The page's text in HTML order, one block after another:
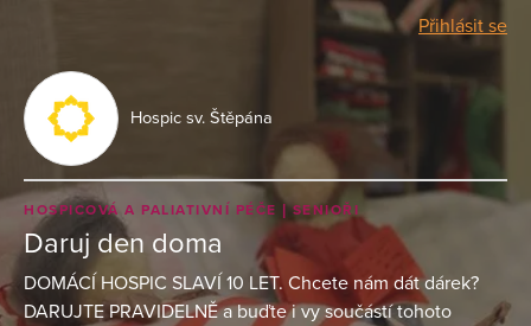
Přihlásit se
Hospic sv. Štěpána
HOSPICOVÁ A PALIATIVNÍ PÉČE SENIOŘI
Daruj den doma
DOMÁCÍ HOSPIC SLAVÍ 10 LET. Chcete nám dát dárek?
DARUJTE PRAVIDELNĚ a buďte i vy součástí tohoto